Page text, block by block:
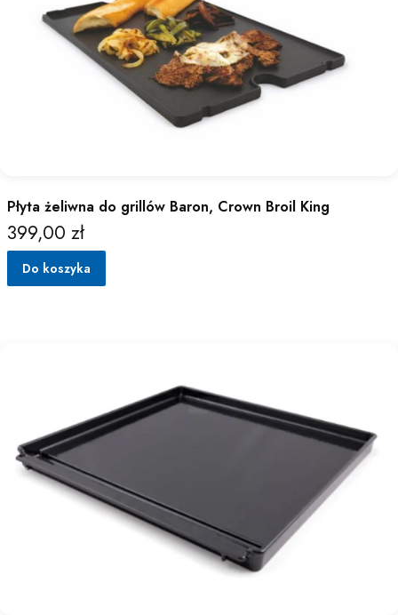
Płyta żeliwna do grillów Baron, Crown Broil King
Cena
399,00 zł
Do koszyka